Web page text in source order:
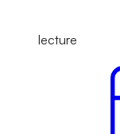
lecture